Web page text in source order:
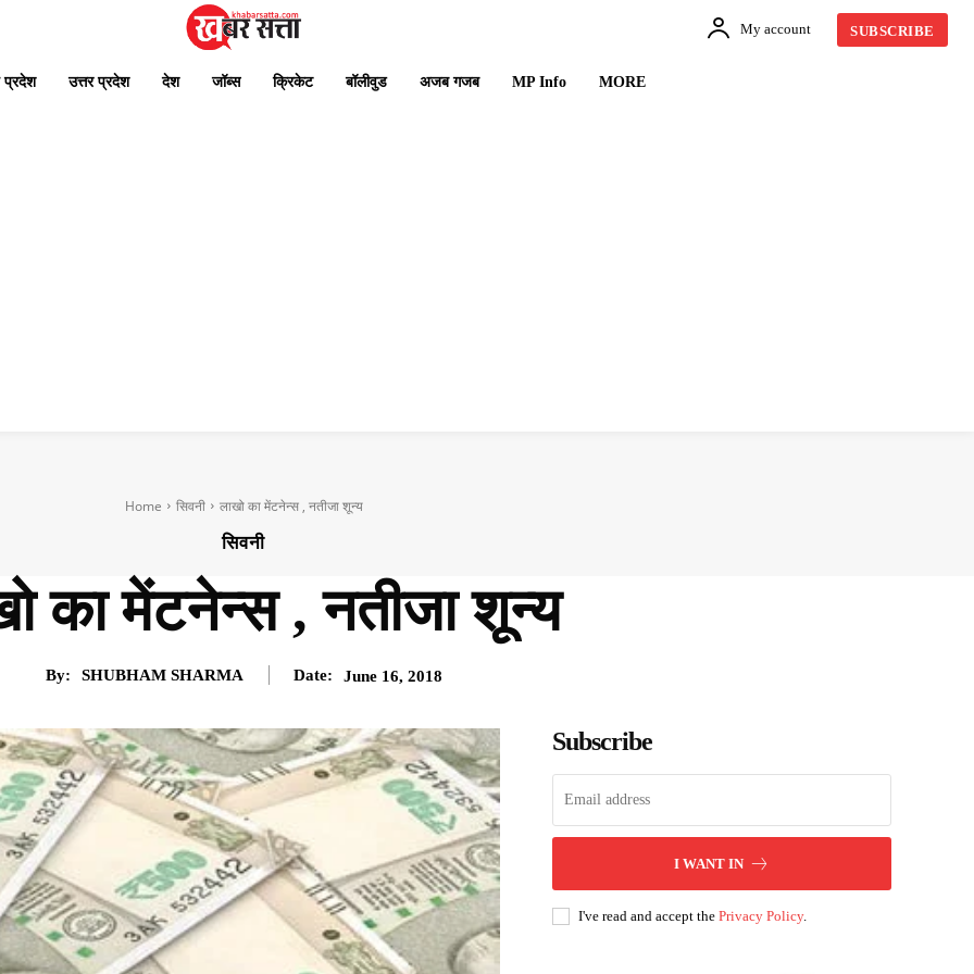
My account SUBSCRIBE
प्रदेश उत्तर प्रदेश देश जॉब्स क्रिकेट बॉलीवुड अजब गजब MP Info MORE
Home सिवनी लाखो का मेंटनेन्स , नतीजा शून्य
सिवनी
का मेंटनेन्स , नतीजा शून्य
By: SHUBHAM SHARMA Date: June 16, 2018
Subscribe
I WANT IN
I've read and accept thePrivacy Policy.